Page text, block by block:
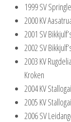
1999 SV
2000 KV
2001 SV
2002 SV
2003 KV
Kroken
2004 KV
2005 KV
2006 SV